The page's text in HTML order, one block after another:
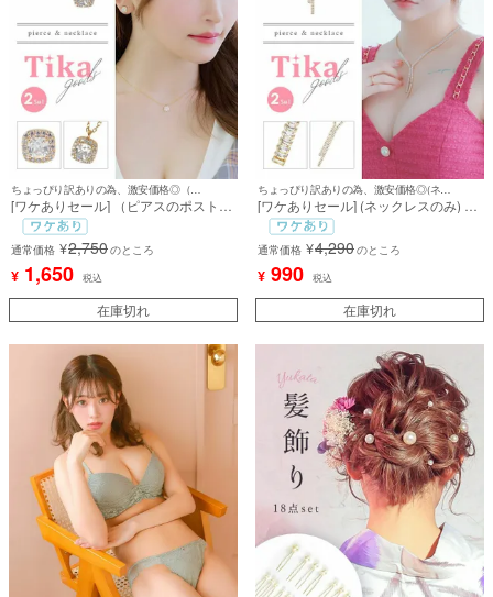
[ワケありセール] （ピアスのポスト部
分に塗装剥げあり） スクエアゴール
ドビジューアクセサリー2点セット
[ネックレス＋ピアス]
通常価格 ¥2,750のところ
¥ 1,650 税込
在庫切れ
[ワケありセール] (ネックレスのみ) ア
シンメトリーYラインビジューゴール
ドネックレス
通常価格 ¥4,290のところ
¥ 990 税込
在庫切れ